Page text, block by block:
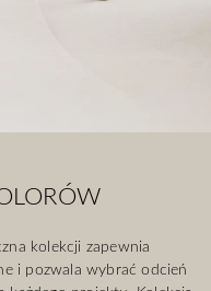
kolekcji zapewnia
i pozwala wybrać odcień